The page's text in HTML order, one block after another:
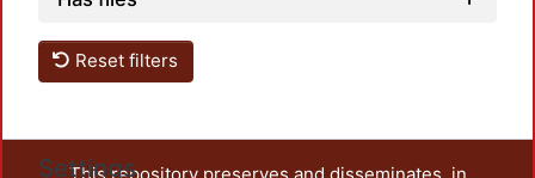
Reset filters
Settings